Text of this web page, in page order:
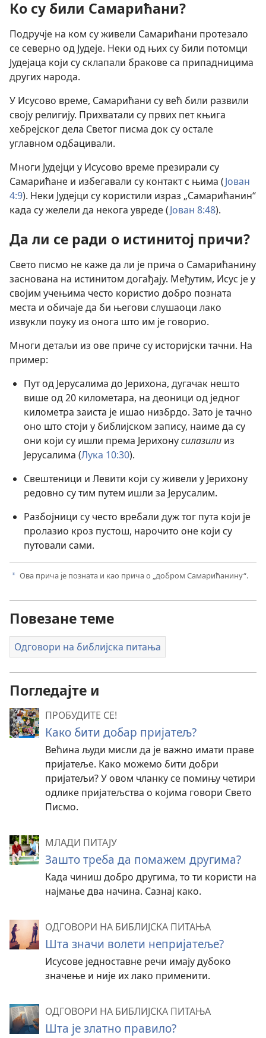
Ко су били Самарићани?
Подручје на ком су живели Самарићани протезало
се северно од Јудеје. Неки од њих су били потомци
Јудејаца који су склапали бракове са припадницима
других народа.
У Исусово време, Самарићани су већ били развили
своју религију. Прихватали су првих пет књига
хебрејског дела Светог писма док су остале
углавном одбацивали.
Многи Јудејци у Исусово време презирали су
Самарићане и избегавали су контакт с њима (Јован
4:9). Неки Јудејци су користили израз „Самарићанин“
када су желели да некога увреде (Јован 8:48).
Да ли се ради о истинитој причи?
Свето писмо не каже да ли је прича о Самарићанину
заснована на истинитом догађају. Међутим, Исус је у
својим учењима често користио добро позната
места и обичаје да би његови слушаоци лако
извукли поуку из онога што им је говорио.
Многи детаљи из ове приче су историјски тачни. На
пример:
Пут од Јерусалима до Јерихона, дугачак нешто
више од 20 километара, на деоници од једног
километра заиста је ишао низбрдо. Зато је тачно
оно што стоји у библијском запису, наиме да су
они који су ишли према Јерихонусилазили из
Јерусалима (Лука 10:30).
Свештеници и Левити који су живели у Јерихону
редовно су тим путем ишли за Јерусалим.
Разбојници су често вребали дуж тог пута који је
пролазио кроз пустош, нарочито оне који су
путовали сами.
a Ова прича је позната и као прича о „добром Самарићанину“.
Повезане теме
Одговори на библијска питања
Погледајте и
ПРОБУДИТЕ СЕ!
Како бити добар пријатељ?
Већина људи мисли да је важно имати праве
пријатеље. Како можемо бити добри
пријатељи? У овом чланку се помињу четири
одлике пријатељства о којима говори Свето
Писмо.
МЛАДИ ПИТАЈУ
Зашто треба да помажем другима?
Када чиниш добро другима, то ти користи на
најмање два начина. Сазнај како.
ОДГОВОРИ НА БИБЛИЈСКА ПИТАЊА
Шта значи волети непријатеље?
Исусове једноставне речи имају дубоко
значење и није их лако применити.
ОДГОВОРИ НА БИБЛИЈСКА ПИТАЊА
Шта је златно правило?